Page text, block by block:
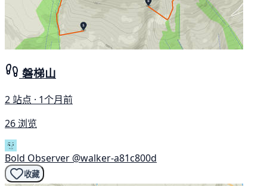
磐梯山
2 站点 · 1个月前
26 浏览
Bold Observer @walker-a81c800d
收藏